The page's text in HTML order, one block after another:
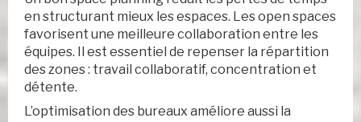
en structurant mieux les espaces. Les open spaces
favorisent une meilleure collaboration entre les
équipes. Il est essentiel de repenser la répartition
des zones : travail collaboratif, concentration et
détente.
L’optimisation des bureaux améliore aussi la